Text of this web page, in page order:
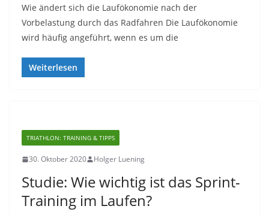
Wie ändert sich die Laufökonomie nach der
Vorbelastung durch das Radfahren Die Laufökonomie
wird häufig angeführt, wenn es um die
Weiterlesen
TRIATHLON: TRAINING & TIPPS
30. Oktober 2020 Holger Luening
Studie: Wie wichtig ist das Sprint-
Training im Laufen?